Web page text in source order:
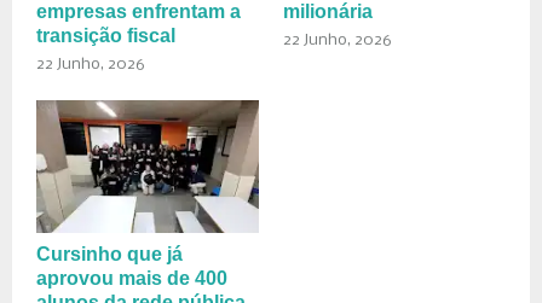
empresas enfrentam a
transição fiscal
22 Junho, 2026
milionária
22 Junho, 2026
Cursinho que já
aprovou mais de 400